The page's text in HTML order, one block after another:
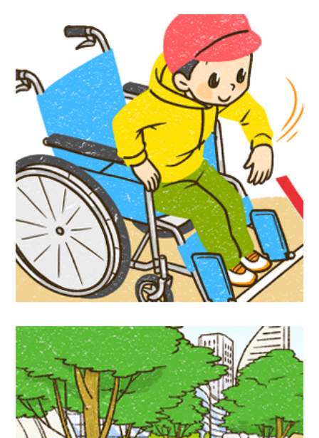
『かんたん手作り道具で体験！ だれもが
楽しめるユニバーサルスポ―ツ』汐文社